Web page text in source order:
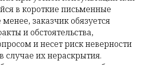
в короткие письменные
заказчик обязуется
и обстоятельства,
и несет риск неверности
случае их нераскрытия.